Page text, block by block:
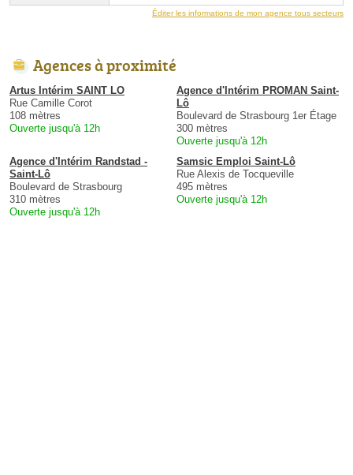
Éditer les informations de mon agence tous secteurs
Agences à proximité
Artus Intérim SAINT LO
Rue Camille Corot
108 mètres
Ouverte jusqu'à 12h
Agence d'Intérim PROMAN Saint-
Lô
Boulevard de Strasbourg 1er Étage
300 mètres
Ouverte jusqu'à 12h
Agence d'Intérim Randstad -
Saint-Lô
Boulevard de Strasbourg
310 mètres
Ouverte jusqu'à 12h
Samsic Emploi Saint-Lô
Rue Alexis de Tocqueville
495 mètres
Ouverte jusqu'à 12h